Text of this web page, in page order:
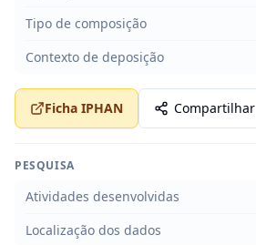
Tipo de composição
Contexto de deposição
Ficha IPHAN Compartilhar
PESQUISA
Atividades desenvolvidas
Localização dos dados